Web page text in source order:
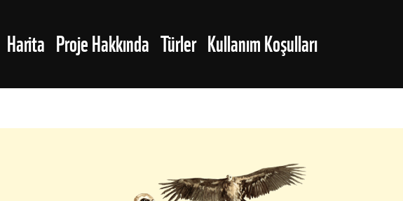
MAIN NAVIGATION
Harita Proje Hakkında Türler Kullanım Koşulları